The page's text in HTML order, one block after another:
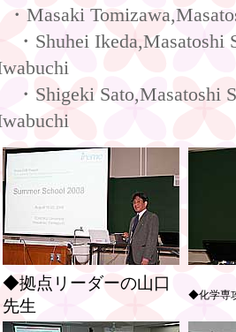
・Masaki
・Shuhei Ikeda,Masatoshi
・Shigeki Sato,Masatoshi
◆拠点リーダーの山口
先生
◆化学専